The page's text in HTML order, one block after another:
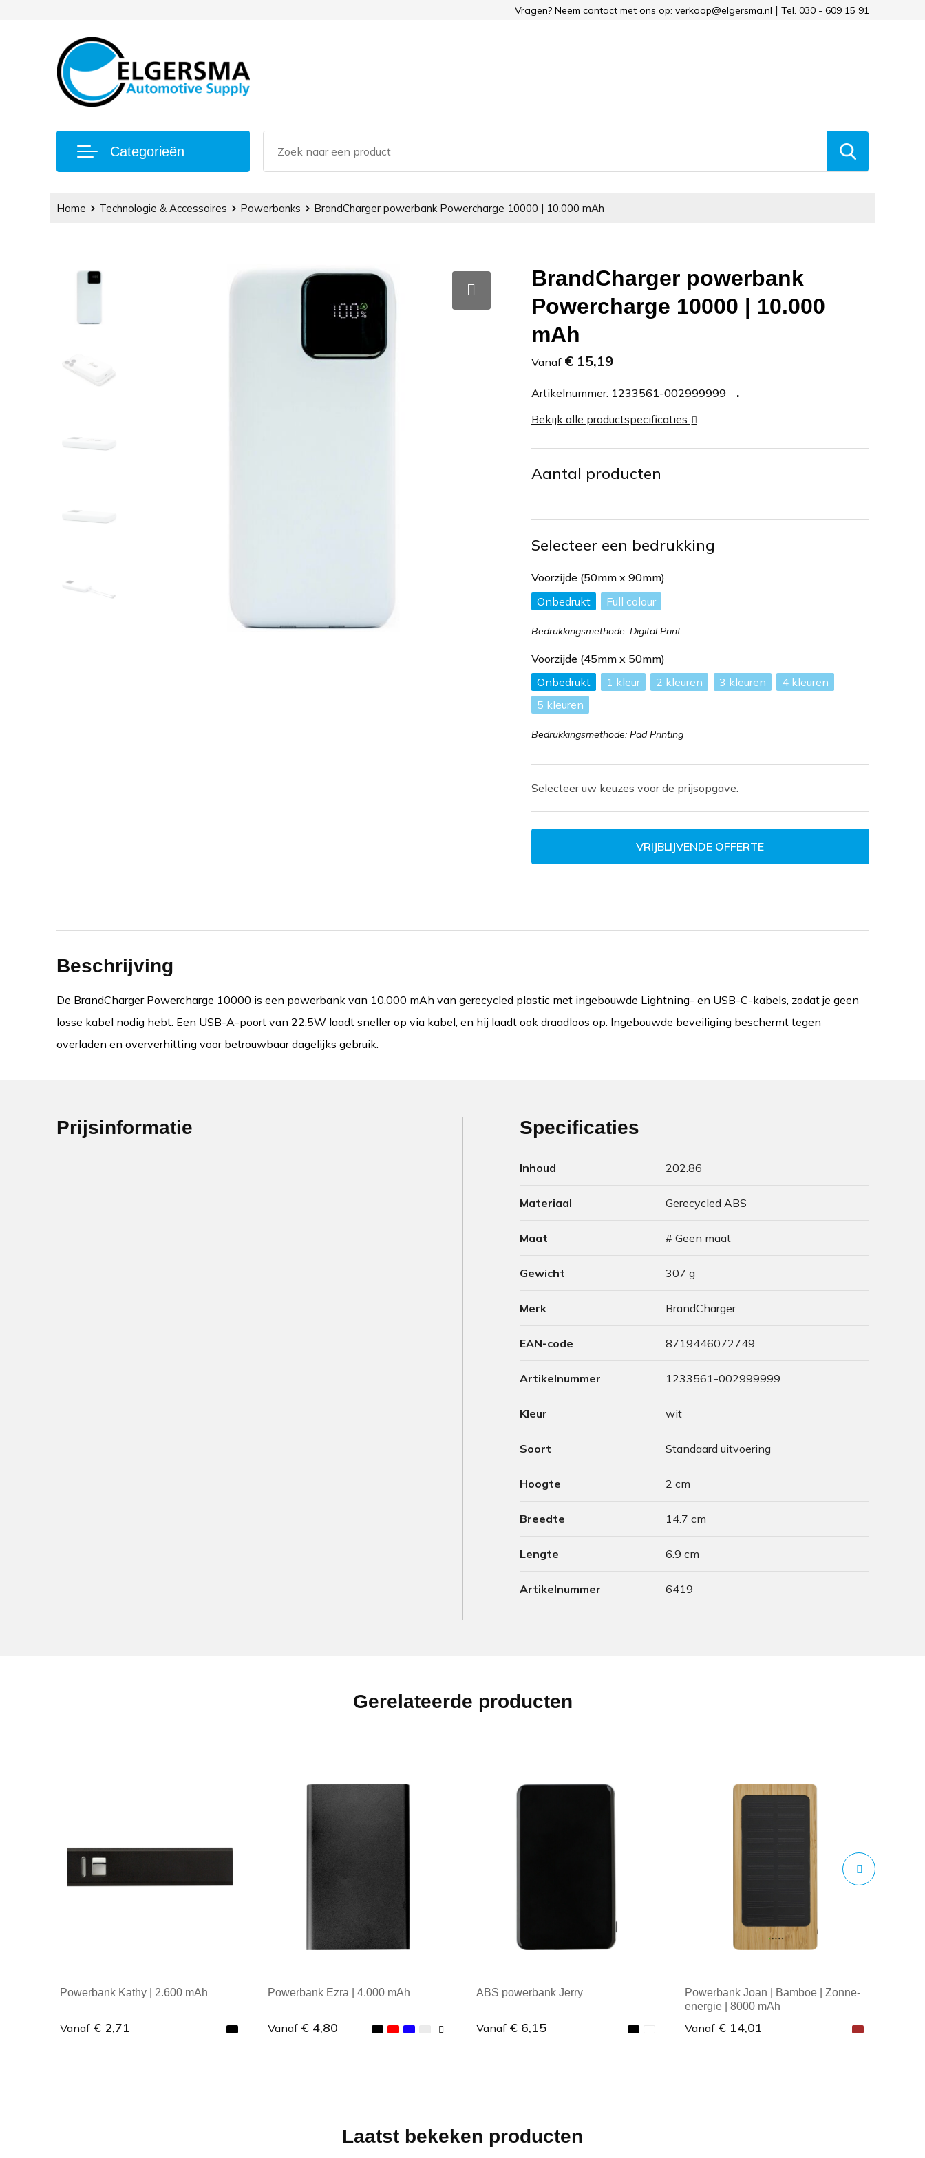
Vragen? Neem contact met ons op: verkoop@elgersma.nl Tel. 030 - 609 15 91
Categorieën
Home Technologie & Accessoires Powerbanks BrandCharger powerbank Powercharge 10000 | 10.000 mAh
BrandCharger powerbank
Powercharge 10000 | 10.000
mAh
Vanaf € 15,19
Artikelnummer: 1233561-002999999
Bekijk alle productspecificaties
Aantal producten
Selecteer een bedrukking
Voorzijde (50mm x 90mm)
Onbedrukt
Full colour
Bedrukkingsmethode: Digital Print
Voorzijde (45mm x 50mm)
Onbedrukt
1 2 3
4
5
Bedrukkingsmethode: Pad Printing
Selecteer uw keuzes voor de prijsopgave.
VRIJBLIJVENDE OFFERTE
Beschrijving
De BrandCharger Powercharge 10000 is een powerbank van 10.000 mAh van gerecycled plastic met ingebouwde Lightning- en USB-C-kabels, zodat je geen
losse kabel nodig hebt. Een USB-A-poort van 22,5W laadt sneller op via kabel, en hij laadt ook draadloos op. Ingebouwde beveiliging beschermt tegen
overladen en oververhitting voor betrouwbaar dagelijks gebruik.
Prijsinformatie Specificaties
Inhoud 202.86
Materiaal Gerecycled ABS
Maat # Geen maat
Gewicht 307 g
Merk BrandCharger
EAN-code 8719446072749
Artikelnummer 1233561-002999999
Kleur wit
Soort Standaard uitvoering
Hoogte 2 cm
Breedte 14.7 cm
Lengte 6.9 cm
Artikelnummer 6419
Gerelateerde producten
Powerbank Kathy | 2.600 mAh
Vanaf € 2,71
Powerbank Ezra | 4.000 mAh
Vanaf € 4,80
ABS powerbank Jerry
Vanaf € 6,15
Powerbank Joan | Bamboe | Zonne-
energie | 8000 mAh
Vanaf € 14,01
Laatst bekeken producten